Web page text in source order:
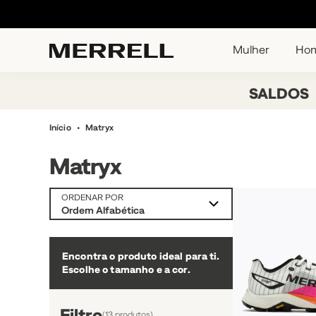
Mulher
SALDOS
Início Matryx
Matryx
ORDENAR POR
Ordem Alfabética
Encontra o produto ideal para ti.
Escolhe o tamanho e a cor.